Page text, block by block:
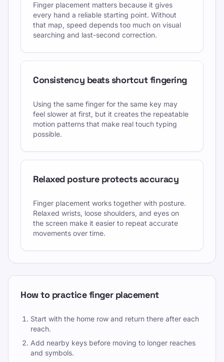
Finger placement matters because it gives
every hand a reliable starting point. Without
that map, speed depends too much on visual
searching and last-second correction.
Consistency beats shortcut fingering
Using the same finger for the same key may
feel slower at first, but it creates the repeatable
motion patterns that make real touch typing
possible.
Relaxed posture protects accuracy
Finger placement works together with posture.
Relaxed wrists, loose shoulders, and eyes on
the screen make it easier to repeat accurate
movements over time.
How to practice finger placement
Start with the home row and return there after each
reach.
Add nearby keys before moving to longer reaches
and symbols.